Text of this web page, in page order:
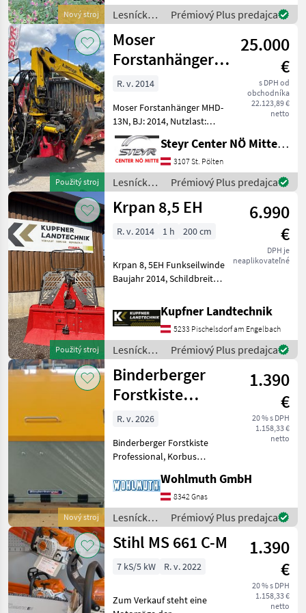
Nový stroj
Forsteinsätze entwicke
Lesnícke a
drevárske
stroje /
HSM
Prémiový Plus predajca
Použitý stroj
Moser
Forstanhänger
MHD-13N mit
Forstkran MKZ 9
25.000
€
s DPH od
obchodníka
22.123,89 €
netto
R. v. 2014
Moser Forstanhänger MHD-
13N, BJ: 2014, Nutzlast:
8.500 kg, Druckluftbremse,
4 Stück Rungenpaare,
Beleuchtung, Antrieb,
Gelenkwelle, Forstkran
MKZ 9, Stehpodest, Flap
Steyr Center NÖ Mitte Landmaschinentechnik GmbH
3107 St. Pölten
Lesnícke a
drevárske
stroje /
Prémiový Plus predajca
Použitý stroj
Krpan 8,5 EH
6.990
€
DPH je
neaplikovateľné
R. v. 2014 1 h 200 cm
Krpan 8, 5EH Funkseilwinde
Baujahr 2014, Schildbreite
Funkfernbedienung, hydr.
Seilauststoß, Umlenkrolle,
2 Seilgleitbügel,
Gelenkwelle, Moto
Kupfner Landtechnik
5233 Pischelsdorf am Engelbach
Lesnícke a
drevárske
stroje /
Krpan
Prémiový Plus predajca
Nový stroj
Binderberger
Forstkiste
Professional
1.390
€
20 % s DPH
1.158,33 €
netto
R. v. 2026
Binderberger Forstkiste
Professional, Korbus
Räder höhenverstellbar,
Dreipunktaufnahme,
Vorderwand klappbar mit
Schraubstock Lesníck
Wohlmuth GmbH
8342 Gnas
Lesnícke a
drevárske
stroje /
Prémiový Plus predajca
Stihl MS 661 C-M
1.390
€
20 % s DPH
1.158,33 €
netto
7 kS/5 kW R. v. 2022
Zum Verkauf steht eine